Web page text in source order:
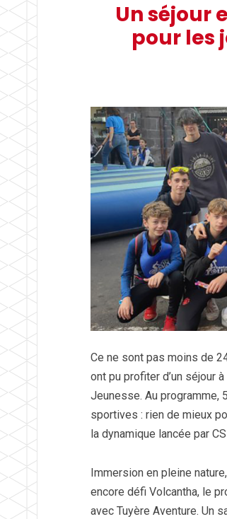
Un séjour
pour les
Ce ne sont pas moins de
ont pu profiter d’un séjour
Jeunesse. Au programme,
sportives : rien de mieux
la dynamique lancée par
Immersion en pleine
encore défi Volcantha, le
avec Tuyère Aventure. Un